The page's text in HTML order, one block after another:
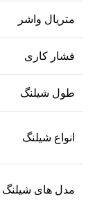
متریال واشر
فشار کاری
طول شیلنگ
انواع شیلنگ
مدل های شیلنگ